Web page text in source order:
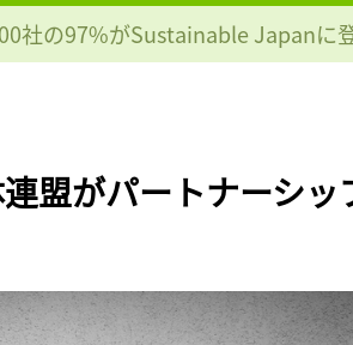
社の97%がSustainable Japanに
盟がパートナーシ